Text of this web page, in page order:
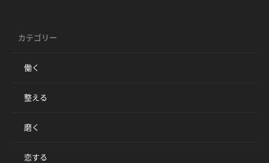
カテゴリー
働く
整える
磨く
恋する